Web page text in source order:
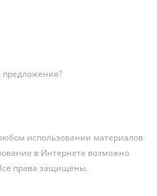
использовании материалов
в Интернете возможно
права защищены.